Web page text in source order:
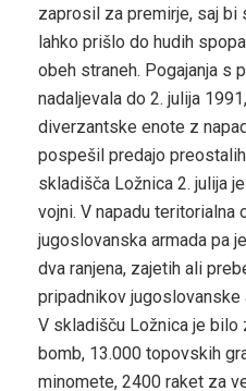
zaprosil za premirje, saj bi
lahko prišlo do hudih
obeh straneh. Pogajanja s
nadaljevala do 2. julija
diverzantske enote z
pospešil predajo
skladišča Ložnica 2. julija
vojni. V napadu teritorialna
jugoslovanska armada pa
dva ranjena, zajetih ali
pripadnikov
V skladišču Ložnica je bilo
bomb, 13.000 topovskih
minomete, 2400 raket za